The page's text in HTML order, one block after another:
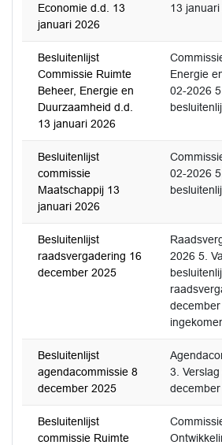
Economie d.d. 13
januari 2026
13 januari
Besluitenlijst
Commissie Ruimte
Beheer, Energie en
Duurzaamheid d.d.
13 januari 2026
Energie
02-2026
Besluitenlijst
commissie
Maatschappij 13
januari 2026
02-2026
Besluitenlijst
raadsvergadering 16
december 2025
2026 5.
Besluitenlijst
agendacommissie 8
december 2025
3.
Besluitenlijst
commissie Ruimte